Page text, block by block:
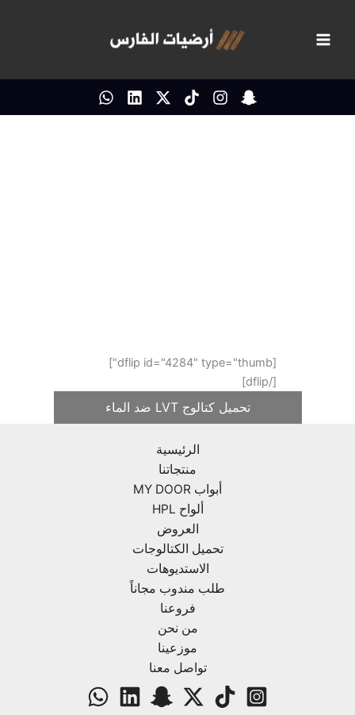
المحتوى
[dflip id="4284" type="thumb"]
[/dflip]
تحميل كتالوج LVT ضد الماء
الرئيسية
منتجاتنا
أبواب MY DOOR
ألواح HPL
العروض
تحميل الكتالوجات
الاستديوهات
طلب مندوب مجاناً
فروعنا
من نحن
موزعينا
تواصل معنا